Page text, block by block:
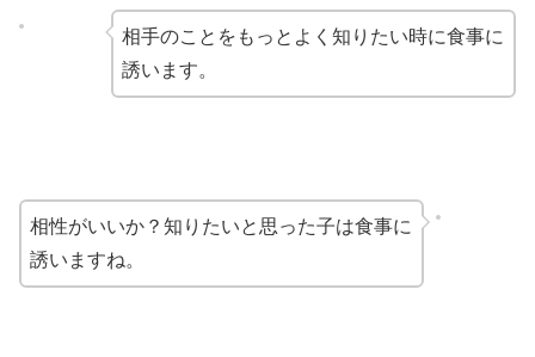
相手のことをもっとよく知りたい時に食事に
誘います。
相性がいいか？知りたいと思った子は食事に
誘いますね。